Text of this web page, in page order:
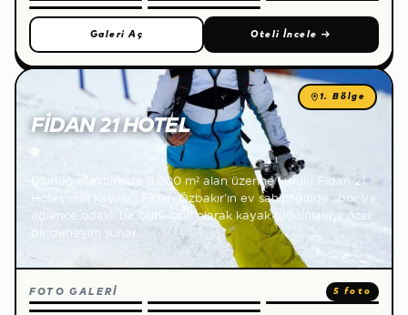
Galeri Aç Oteli İncele →
1. Bölge
FIDAN 21 HOTEL
Uludağ eteklerinde 9.000 m² alan üzerine kurulu Fidan 21
Hotel, milli kayakçı Fidan Özbakır'ın ev sahipliğinde spor ve
eğlence odaklı bir butik otel olarak kayak tutkunlarına özel
bir deneyim sunar.
FOTO GALERİ 5 foto